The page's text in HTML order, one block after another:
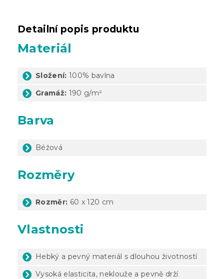
Detailní popis produktu
Materiál
Složení: 100% bavlna
Gramáž: 190 g/m²
Barva
Béžová
Rozměry
Rozměr: 60 x 120 cm
Vlastnosti
Hebký a pevný materiál s dlouhou životností
Vysoká elasticita, neklouže a pevně drží